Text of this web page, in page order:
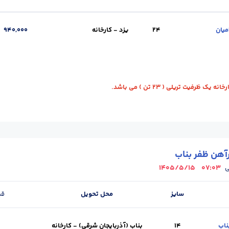
: طول شاخه (m) : 12 وزن شاخه (kg) : واحد : 24 یزد - کارخانه 940,000
ظرفیت تریلی ( 23 تن ) می باشد.
ظفر بناب
07:03
1405/5/15
سایز محل تحویل
14 بناب (آذربایجان شرقی) - کارخانه